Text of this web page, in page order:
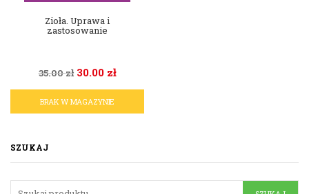
Zioła. Uprawa i
zastosowanie
35.00zł 30.00 zł
BRAK W MAGAZYNIE
SZUKAJ